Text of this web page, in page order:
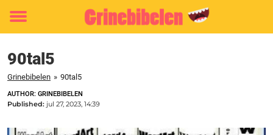
Toggle
90tal5
Grinebibelen » 90tal5
AUTHOR: GRINEBIBELEN
Published: jul 27, 2023, 14:39